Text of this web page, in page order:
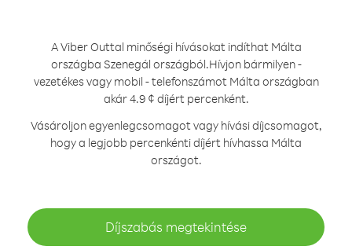
A Viber Outtal minőségi hívásokat indíthat Málta
országba Szenegál országból.Hívjon bármilyen -
vezetékes vagy mobil - telefonszámot Málta országban
akár 4.9 ¢ díjért percenként.
Vásároljon egyenlegcsomagot vagy hívási díjcsomagot,
hogy a legjobb percenkénti díjért hívhassa Málta
országot.
Díjszabás megtekintése